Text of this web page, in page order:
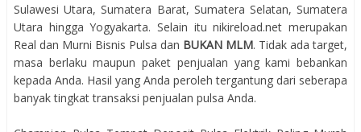
Sulawesi Utara, Sumatera Barat, Sumatera Selatan, Sumatera
Utara hingga Yogyakarta. Selain itu nikireload.net merupakan
Real dan Murni Bisnis Pulsa dan BUKAN MLM. Tidak ada target,
masa berlaku maupun paket penjualan yang kami bebankan
kepada Anda. Hasil yang Anda peroleh tergantung dari seberapa
banyak tingkat transaksi penjualan pulsa Anda.